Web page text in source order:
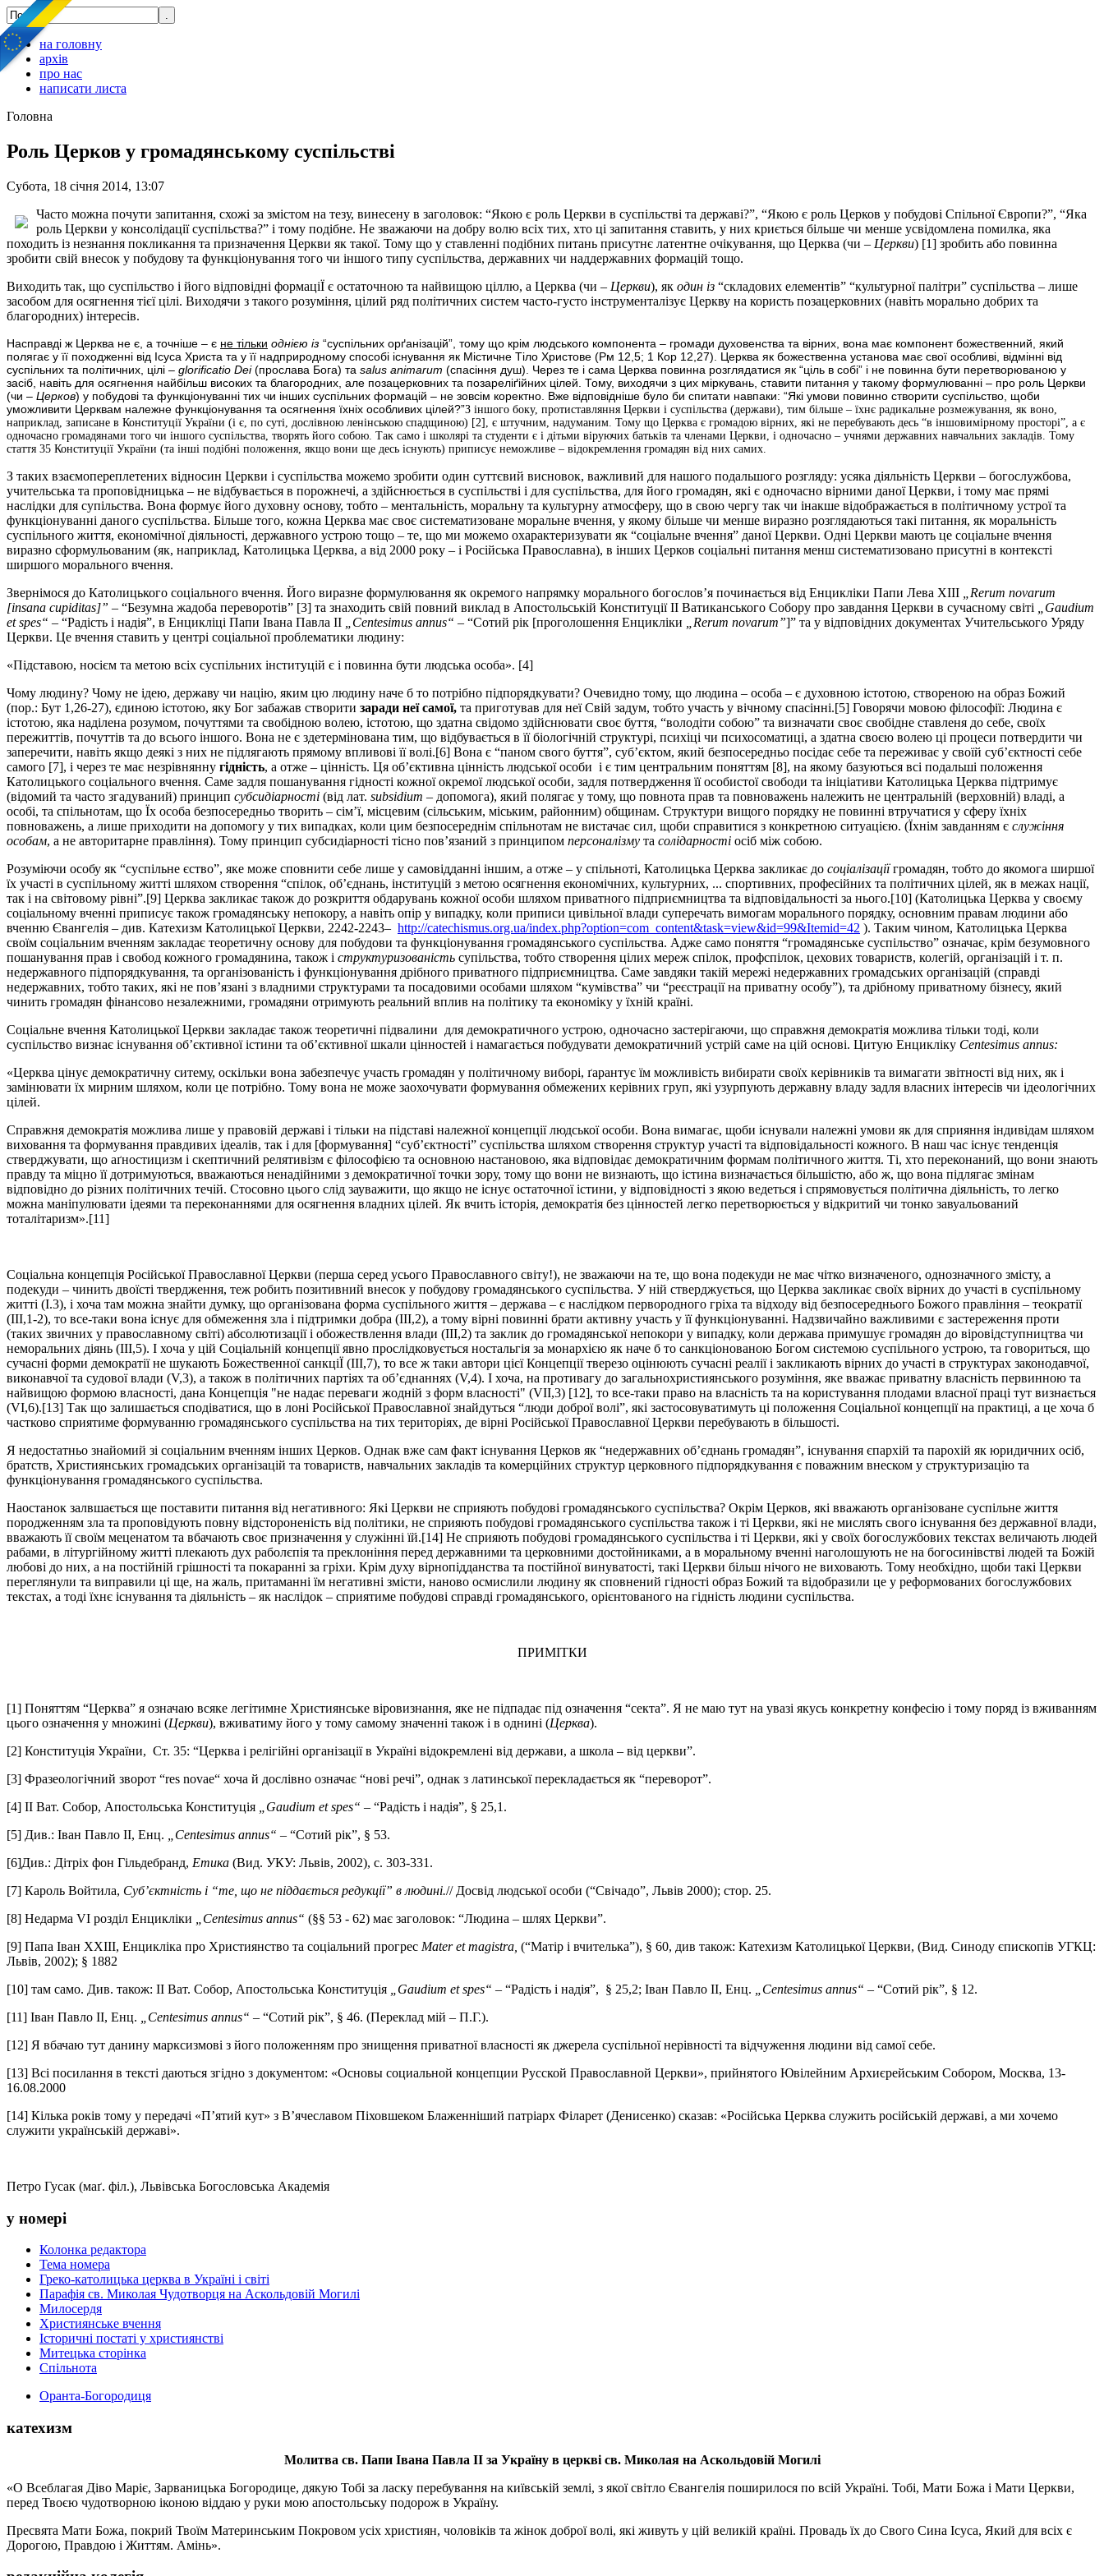
на головну
архів
про нас
написати листа
Головна
Роль Церков у громадянському суспільстві
Субота, 18 січня 2014, 13:07
Часто можна почути запитання, схожі за змістом на тезу, винесену в заголовок: “Якою є роль Церкви в суспільстві та державі?”, “Якою є роль Церков у побудові Спільної Європи?”, “Яка
роль Церкви у консолідації суспільства?” і тому подібне. Не зважаючи на добру волю всіх тих, хто ці запитання ставить, у них криється більше чи менше усвідомлена помилка, яка
походить із незнання покликання та призначення Церкви як такої. Тому що у ставленні подібних питань присутнє латентне очікування, що Церква (чи – Церкви) [1] зробить або повинна
зробити свій внесок у побудову та функціонування того чи іншого типу суспільства, державних чи наддержавних формацій тощо.
Виходить так, що суспільство і його відповідні формаціЇ є остаточною та найвищою ціллю, а Церква (чи – Церкви), як один із “складових елементів” “культурної палітри” суспільства – лише
засобом для осягнення тієї цілі. Виходячи з такого розуміння, цілий ряд політичних систем часто-густо інструменталізує Церкву на користь позацерковних (навіть морально добрих та
благородних) інтересів.
Насправді ж Церква не є, а точніше – є не тільки однією із “суспільних орґанізацій”, тому що крім людського компонента – громади духовенства та вірних, вона має компонент божественний, який
полягає у її походженні від Ісуса Христа та у її надприродному способі існування як Містичне Тіло Христове (Рм 12,5; 1 Кор 12,27). Церква як божественна установа має свої особливі, відмінні від
суспільних та політичних, цілі – glorificatio Dei(прослава Бога) та salus animarum (спасіння душ). Через те і сама Церква повинна розглядатися як “ціль в собі” і не повинна бути перетворюваною у
засіб, навіть для осягнення найбільш високих та благородних, але позацерковних та позареліґійних цілей. Тому, виходячи з цих міркувань, ставити питання у такому формулюванні – про роль Церкви
(чи – Церков) у побудові та функціонуванні тих чи інших суспільних формацій – не зовсім коректно. Вже відповідніше було би спитати навпаки: “Які умови повинно створити суспільство, щоби
уможливити Церквам належне функціонування та осягнення їхніх особливих цілей?”З іншого боку, протиставляння Церкви і суспільства (держави), тим більше – їхнє радикальне розмежування, як воно,
наприклад, записане в Конституції України (і є, по суті, дослівною ленінською спадщиною) [2], є штучним, надуманим. Тому що Церква є громадою вірних, які не перебувають десь “в іншовимірному просторі”, а є
одночасно громадянами того чи іншого суспільства, творять його собою. Так само і школярі та студенти є і дітьми віруючих батьків та членами Церкви, і одночасно – учнями державних навчальних закладів. Тому
стаття 35 Конституції України (та інші подібні положення, якщо вони ще десь існують) приписує неможливе – відокремлення громадян від них самих.
З таких взаємопереплетених відносин Церкви і суспільства можемо зробити один суттєвий висновок, важливий для нашого подальшого розгляду: усяка діяльність Церкви – богослужбова,
учительська та проповідницька – не відбувається в порожнечі, а здійснюється в суспільстві і для суспільства, для його громадян, які є одночасно вірними даної Церкви, і тому має прямі
наслідки для супільства. Вона формує його духовну основу, тобто – ментальність, моральну та культурну атмосферу, що в свою чергу так чи інакше відображається в політичному устрої та
функціонуванні даного суспільства. Більше того, кожна Церква має своє систематизоване моральне вчення, у якому більше чи менше виразно розглядаються такі питання, як моральність
суспільного життя, економічної діяльності, державного устрою тощо – те, що ми можемо охарактеризувати як “соціальне вчення” даної Церкви. Одні Церкви мають це соціальне вчення
виразно сформульованим (як, наприклад, Католицька Церква, а від 2000 року – і Російська Православна), в інших Церков соціальні питання менш систематизовано присутні в контексті
ширшого морального вчення.
Звернімося до Католицького соціального вчення. Його виразне формулювання як окремого напрямку морального богослов’я починається від Енцикліки Папи Лева ХІІІ
Rerum novarum
[insana cupiditas]” – “Безумна жадоба переворотів” [3] та знаходить свій повний виклад в Апостольській Конституції ІІ Ватиканського Собору про завдання Церкви в сучасному світі
Gaudium
et spes“ – “Радість і надія”, в Енцикліці Папи Івана Павла ІІ Centesimus annus“ – “Сотий рік [проголошення Енцикліки Rerum novarum”]” та у відповідних документах Учительського Уряду
Церкви. Це вчення ставить у центрі соціальної проблематики людину:
«Підставою, носієм та метою всіх суспільних інституцій є і повинна бути людська особа». [4]
Чому людину? Чому не ідею, державу чи націю, яким цю людину наче б то потрібно підпорядкувати? Очевидно тому, що людина – особа – є духовною істотою, створеною на образ Божий
(пор.: Бут 1,26-27), єдиною істотою, яку Бог забажав створити заради неї самої, та приготував для неї Свій задум, тобто участь у вічному спасінні.[5] Говорячи мовою філософії: Людина є
істотою, яка наділена розумом, почуттями та свобідною волею, істотою, що здатна свідомо здійснювати своє буття, “володіти собою” та визначати своє свобідне ставленя до себе, своїх
пережиттів, почуттів та до всього іншого. Вона не є здетермінована тим, що відбувається в її біологічній структурі, психіці чи психосоматиці, а здатна своєю волею ці процеси потвердити чи
заперечити, навіть якщо деякі з них не підлягають прямому впливові її волі.[6] Вона є “паном свого буття”, суб’єктом, який безпосередньо посідає себе та переживає у своїй суб’єктності себе
самого [7], і через те має незрівнянну гідність, а отже – цінність. Ця об’єктивна цінність людської особи і є тим центральним поняттям [8], на якому базуються всі подальші положення
Католицького соціального вчення. Саме задля пошанування гідності кожної окремої людської особи, задля потвердження її особистої свободи та ініціативи Католицька Церква підтримує
(відомий та часто згадуваний) принцип субсидіарності (від лат. subsidium – допомога), який полягає у тому, що повнота прав та повноважень належить не центральній (верховній) владі, а
особі, та спільнотам, що Їх особа безпосередньо творить – сім’ї, місцевим (сільським, міським, районним) общинам. Структури вищого порядку не повинні втручатися у сферу їхніх
повноважень, а лише приходити на допомогу у тих випадках, коли цим безпосереднім спільнотам не вистачає сил, щоби справитися з конкретною ситуацією. (Їхнім завданням є служіння
особам, а не авторитарне правління). Тому принцип субсидіарності тісно пов’язаний з принципом персоналізму та солідарності осіб між собою.
Розуміючи особу як “суспільне єство”, яке може сповнити себе лише у самовідданні іншим, а отже – у спільноті, Католицька Церква закликає до соціалізаціїгромадян, тобто до якомога ширшої
їх участі в суспільному житті шляхом створення “спілок, об’єднань, інституцій з метою осягнення економічних, культурних, ... спортивних, професійних та політичних цілей, як в межах нації,
так і на світовому рівні”.[9] Церква закликає також до розкриття обдарувань кожної особи шляхом приватного підприємництва та відповідальності за нього.[10] (Католицька Церква у своєму
соціальному вченні приписує також громадянську непокору, а навіть опір у випадку, коли приписи цивільної влади суперечать вимогам морального порядку, основним правам людини або
вченню Євангелія – див. Катехизм Католицької Церкви, 2242-2243– http://catechismus.org.ua/index.php?option=com_content&task=view&id=99&Itemid=42 ). Таким чином, Католицька Церква
своїм соціальним вченням закладає теоретичну основу для побудови та функціонування громадянського суспільства. Адже само поняття “громадянське суспільство” означає, крім безумовного
пошанування прав і свобод кожного громадянина, також і структуризованість супільства, тобто створення цілих мереж спілок, профспілок, цехових товариств, колегій, організацій і т. п.
недержавного підпорядкування, та організованість і функціонування дрібного приватного підприємництва. Саме завдяки такій мережі недержавних громадських організацій (справді
недержавних, тобто таких, які не пов’язані з владними структурами та посадовими особами шляхом “кумівства” чи “реєстрації на приватну особу”), та дрібному приватному бізнесу, який
чинить громадян фінансово незалежними, громадяни отримують реальний вплив на політику та економіку у їхній країні.
Соціальне вчення Католицької Церкви закладає також теоретичні підвалини для демократичного устрою, одночасно застерігаючи, що справжня демократія можлива тільки тоді, коли
суспільство визнає існування об’єктивної істини та об’єктивної шкали цінностей і намагається побудувати демократичний устрій саме на цій основі. Цитую Енцикліку Centesimus annus:
«Церква цінує демократичну ситему, оскільки вона забезпечує участь громадян у політичному виборі, ґарантує їм можливість вибирати своїх керівників та вимагати звітності від них, як і
замінювати їх мирним шляхом, коли це потрібно. Тому вона не може заохочувати формування обмежених керівних груп, які узурпують державну владу задля власних інтересів чи ідеологічних
цілей.
Справжня демократія можлива лише у правовій державі і тільки на підставі належної концепції людської особи. Вона вимагає, щоби існували належні умови як для сприяння індивідам шляхом
виховання та формування правдивих ідеалів, так і для [формування] “суб’єктності” суспільства шляхом створення структур участі та відповідальності кожного. В наш час існує тенденція
стверджувати, що аґностицизм і скептичний релятивізм є філософією та основною настановою, яка відповідає демократичним формам політичного життя. Ті, хто переконаний, що вони знають
правду та міцно її дотримуються, вважаються ненадійними з демократичної точки зору, тому що вони не визнають, що істина визначається більшістю, або ж, що вона підлягає змінам
відповідно до різних політичних течій. Стосовно цього слід зауважити, що якщо не існує остаточної істини, у відповідності з якою ведеться і спрямовується політична діяльність, то легко
можна маніпулювати ідеями та переконаннями для осягнення владних цілей. Як вчить історія, демократія без цінностей легко перетворюється у відкритий чи тонко завуальований
тоталітаризм».[11]
Соціальна концепція Російської Православної Церкви (перша серед усього Православного світу!), не зважаючи на те, що вона подекуди не має чітко визначеного, однозначного змісту, а
подекуди – чинить двоїсті твердження, теж робить позитивний внесок у побудову громадянського суспільства. У ній стверджується, що Церква закликає своїх вірних до участі в суспільному
житті (І.3), і хоча там можна знайти думку, що організована форма суспільного життя – держава – є наслідком первородного гріха та відходу від безпосереднього Божого правління – теократії
(ІІІ,1-2), то все-таки вона існує для обмеження зла і підтримки добра (ІІІ,2), а тому вірні повинні брати активну участь у її функціонуванні. Надзвичайно важливими є застереження проти
(таких звичних у православному світі) абсолютизації і обожествлення влади (ІІІ,2) та заклик до громадянської непокори у випадку, коли держава примушує громадян до віровідступництва чи
неморальних діянь (ІІІ,5). І хоча у цій Соціальній концепції явно прослідковується ностальгія за монархією як наче б то санкціонованою Богом системою суспільного устрою, та говориться, що
сучасні форми демократії не шукають Божественної санкціЇ (ІІІ,7), то все ж таки автори цієї Концепції тверезо оцінюють сучасні реалії і закликають вірних до участі в структурах законодавчої,
виконавчої та судової влади (V,3), а також в політичних партіях та об’єднаннях (V,4). І хоча, на противагу до загальнохристиянського розуміння, яке вважає приватну власність первинною та
найвищою формою власності, дана Концепція "не надає переваги жодній з форм власності" (VІІ,3) [12], то все-таки право на власність та на користування плодами власної праці тут визнається
(VІ,6).[13] Так що залишається сподіватися, що в лоні Російської Православної знайдуться “люди доброї волі”, які застосовуватимуть ці положення Соціальної концепції на практиці, а це хоча б
частково сприятиме формуванню громадянського суспільства на тих територіях, де вірні Російської Православної Церкви перебувають в більшості.
Я недостатньо знайомий зі соціальним вченням інших Церков. Однак вже сам факт існування Церков як “недержавних об’єднань громадян”, існування єпархій та парохій як юридичних осіб,
братств, Християнських громадських організацій та товариств, навчальних закладів та комерційних структур церковного підпорядкування є поважним внеском у структуризацію та
функціонування громадянського суспільства.
Наостанок залвшається ще поставити питання від негативного: Які Церкви не сприяють побудові громадянського суспільства? Окрім Церков, які вважають організоване суспільне життя
породженням зла та проповідують повну відстороненість від політики, не сприяють побудові громадянського суспільства також і ті Церкви, які не мислять свого існування без державної влади,
вважають її своїм меценатом та вбачають своє призначення у служінні їй.[14] Не сприяють побудові громадянського суспільства і ті Церкви, які у своїх богослужбових текстах величають людей
рабами, в літургійному житті плекають дух раболєпія та преклоніння перед державними та церковними достойниками, а в моральному вченні наголошують не на богосинівстві людей та Божій
любові до них, а на постійній грішності та покаранні за гріхи. Крім духу вірнопідданства та постійної винуватості, такі Церкви більш нічого не виховають. Тому необхідно, щоби такі Церкви
переглянули та виправили ці ще, на жаль, притаманні їм негативні змісти, наново осмислили людину як сповнений гідності образ Божий та відобразили це у реформованих богослужбових
текстах, а тоді їхнє існування та діяльність – як наслідок – сприятиме побудові справді громадянського, орієнтованого на гідність людини суспільства.
ПРИМІТКИ
[1] Поняттям “Церква” я означаю всяке легітимне Християнське віровизнання, яке не підпадає під означення “секта”. Я не маю тут на увазі якусь конкретну конфесію і тому поряд із вживанням
цього означення у множині (Церкви), вживатиму його у тому самому значенні також і в однині (Церква).
[2] Конституція України, Ст. 35: “Церква і релігійні організації в Україні відокремлені від держави, а школа – від церкви”.
[3] Фразеологічний зворот “res novae“ хоча й дослівно означає “нові речі”, однак з латинської перекладається як “переворот”.
[4] ІІ Ват. Собор, Апостольська Конституція
„Gaudium et spes“ – “Радість і надія”, § 25,1.
[5] Див.: Іван Павло ІІ, Енц.
„Centesimus annus“ – “Сотий рік”, § 53.
[6]Див.: Дітріх фон Гільдебранд, Етика (Вид. УКУ: Львів, 2002), с. 303-331.
[7] Кароль Войтила, Суб’єктність і “те, що не піддається редукції” в людині.// Досвід людської особи (“Свічадо”, Львів 2000); стор. 25.
[8] Недарма VI розділ Енцикліки
„Centesimus annus“ (§§ 53 - 62) має заголовок: “Людина – шлях Церкви”.
[9] Папа Іван ХХІІІ, Енцикліка про Християнство та соціальний прогрес Mater et magistra, (“Матір і вчителька”), § 60, див також: Катехизм Католицької Церкви, (Вид. Синоду єпископів УГКЦ:
Львів, 2002); § 1882
[10] там само. Див. також: ІІ Ват. Собор, Апостольська Конституція
„Gaudium et spes“ – “Радість і надія”, § 25,2; Іван Павло ІІ, Енц. „Centesimus annus“ – “Сотий рік”, § 12.
[11] Іван Павло ІІ, Енц.
„Centesimus annus“ – “Сотий рік”, § 46. (Переклад мій – П.Г.).
[12] Я вбачаю тут данину марксизмові з його положенням про знищення приватної власності як джерела суспільної нерівності та відчуження людини від самої себе.
[13] Всі посилання в тексті даються згідно з документом: «Основы социальной концепции Русской Православной Церкви», прийнятого Ювілейним Архиєрейським Собором, Москва, 13-
16.08.2000
[14] Кілька років тому у передачі «П’ятий кут» з В’ячеславом Піховшеком Блаженніший патріарх Філарет (Денисенко) сказав: «Російська Церква служить російській державі, а ми хочемо
служити українській державі».
Петро Гусак (маґ. філ.), Львівська Богословська Академія
у номері
Колонка редактора
Тема номера
Греко-католицька церква в Україні і світі
Парафія св. Миколая Чудотворця на Аскольдовій Могилі
Милосердя
Християнське вчення
Історичні постаті у християнстві
Митецька сторінка
Спільнота
Оранта-Богородиця
катехизм
Молитва св. Папи Івана Павла ІІ за Україну в церкві св. Миколая на Аскольдовій Могилі
«О Всеблагая Діво Маріє, Зарваницька Богородице, дякую Тобі за ласку перебування на київській землі, з якої світло Євангелія поширилося по всій Україні. Тобі, Мати Божа і Мати Церкви,
перед Твоєю чудотворною іконою віддаю у руки мою апостольську подорож в Україну.
Пресвята Мати Божа, покрий Твоїм Материнським Покровом усіх християн, чоловіків та жінок доброї волі, які живуть у цій великій країні. Провадь їх до Свого Сина Ісуса, Який для всіх є
Дорогою, Правдою і Життям. Амінь».